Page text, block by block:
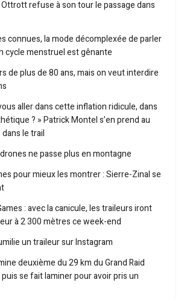
refuse à son tour le passage dans
connues, la mode décomplexée de parler
cycle menstruel est gênante
de plus de 80 ans, mais on veut interdire
aller dans cette inflation ridicule, dans
? » Patrick Montel s’en prend au
le trail
ne passe plus en montagne
pour mieux les montrer : Sierre-Zinal se
: avec la canicule, les traileurs iront
à 2 300 mètres ce week-end
un traileur sur Instagram
deuxième du 29 km du Grand Raid
se fait laminer pour avoir pris un